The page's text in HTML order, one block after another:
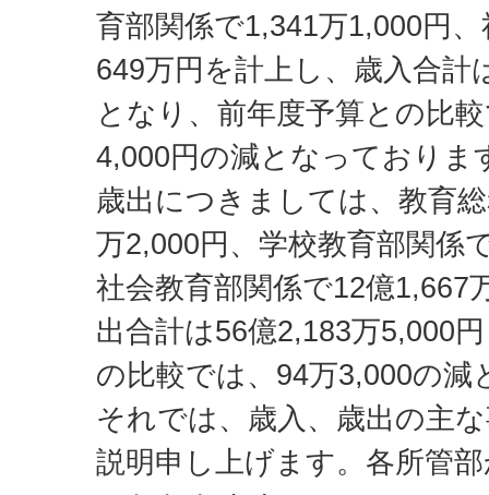
育部関係で1,341万1,000円
649万円を計上し、歳入合計
となり、前年度予算との比
4,000円の減となっておりま
歳出につきましては、教育
万2,000円、学校教育部関係
社会教育部関係で12億1,667
出合計は56億2,183万5,000
の比較では、94万3,000の減
それでは、歳入、歳出の主
説明申し上げます。各所管